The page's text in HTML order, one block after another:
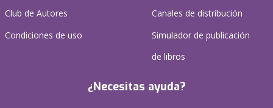
Club de Autores
Condiciones de uso
Canales de distribución
Simulador de publicación
de libros
¿Necesitas ayuda?